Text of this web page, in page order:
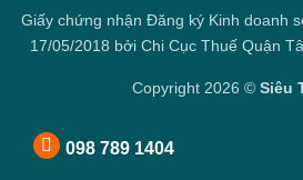
Giấy chứng nhận Đăng ký Kinh doanh
17/05/2018 bởi Chi Cục Thuế Quận
Copyright 2026 © Siêu
098 789 1404